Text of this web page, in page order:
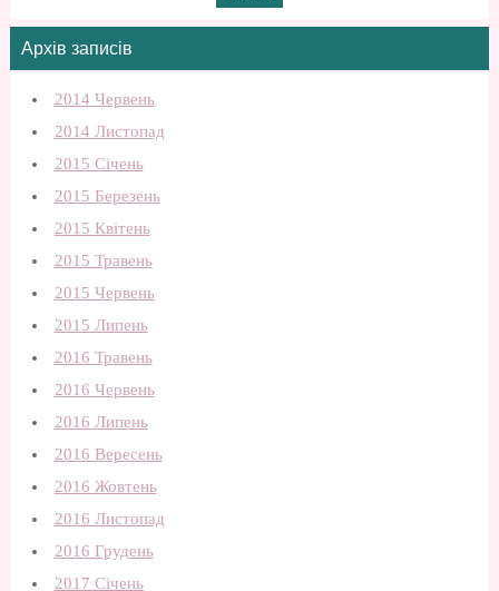
Архів записів
2014 Червень
2014 Листопад
2015 Січень
2015 Березень
2015 Квітень
2015 Травень
2015 Червень
2015 Липень
2016 Травень
2016 Червень
2016 Липень
2016 Вересень
2016 Жовтень
2016 Листопад
2016 Грудень
2017 Січень